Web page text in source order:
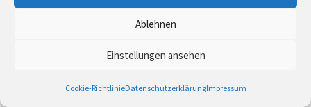
Ablehnen
Einstellungen ansehen
Cookie-RichtlinieDatenschutzerklärungImpressum
Masou & Leise (Scopeglass Boutique Festival) im
am 11.Juli 2026